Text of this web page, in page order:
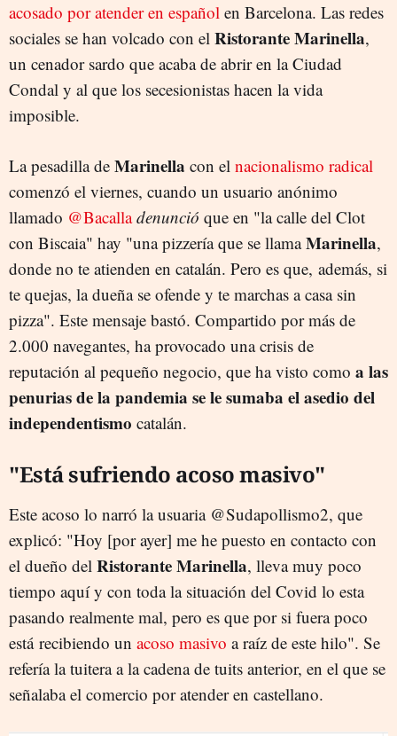
acosado por atender en español en Barcelona. Las redes
sociales se han volcado con el Ristorante Marinella,
un cenador sardo que acaba de abrir en la Ciudad
Condal y al que los secesionistas hacen la vida
imposible.
La pesadilla de Marinella con el nacionalismo radical
comenzó el viernes, cuando un usuario anónimo
llamado @Bacalla denunció que en "la calle del Clot
con Biscaia" hay "una pizzería que se llamaMarinella,
donde no te atienden en catalán. Pero es que, además, si
te quejas, la dueña se ofende y te marchas a casa sin
pizza". Este mensaje bastó. Compartido por más de
2.000 navegantes, ha provocado una crisis de
reputación al pequeño negocio, que ha visto como a las
penurias de la pandemia se le sumaba el asedio del
independentismo catalán.
"Está sufriendo acoso masivo"
Este acoso lo narró la usuaria @Sudapollismo2, que
explicó: "Hoy [por ayer] me he puesto en contacto con
el dueño del Ristorante Marinella, lleva muy poco
tiempo aquí y con toda la situación del Covid lo esta
pasando realmente mal, pero es que por si fuera poco
está recibiendo un acoso masivo a raíz de este hilo". Se
refería la tuitera a la cadena de tuits anterior, en el que se
señalaba el comercio por atender en castellano.